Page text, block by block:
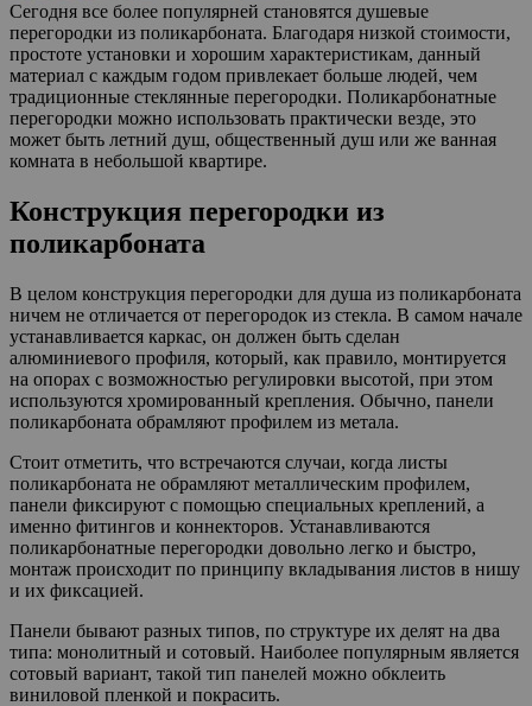
Сегодня все более популярней становятся душевые
перегородки из поликарбоната. Благодаря низкой стоимости,
простоте установки и хорошим характеристикам, данный
материал с каждым годом привлекает больше людей, чем
традиционные стеклянные перегородки. Поликарбонатные
перегородки можно использовать практически везде, это
может быть летний душ, общественный душ или же ванная
комната в небольшой квартире.
Конструкция перегородки из
поликарбоната
В целом конструкция перегородки для душа из поликарбоната
ничем не отличается от перегородок из стекла. В самом начале
устанавливается каркас, он должен быть сделан
алюминиевого профиля, который, как правило, монтируется
на опорах с возможностью регулировки высотой, при этом
используются хромированный крепления. Обычно, панели
поликарбоната обрамляют профилем из метала.
Стоит отметить, что встречаются случаи, когда листы
поликарбоната не обрамляют металлическим профилем,
панели фиксируют с помощью специальных креплений, а
именно фитингов и коннекторов. Устанавливаются
поликарбонатные перегородки довольно легко и быстро,
монтаж происходит по принципу вкладывания листов в нишу
и их фиксацией.
Панели бывают разных типов, по структуре их делят на два
типа: монолитный и сотовый. Наиболее популярным является
сотовый вариант, такой тип панелей можно обклеить
виниловой пленкой и покрасить.